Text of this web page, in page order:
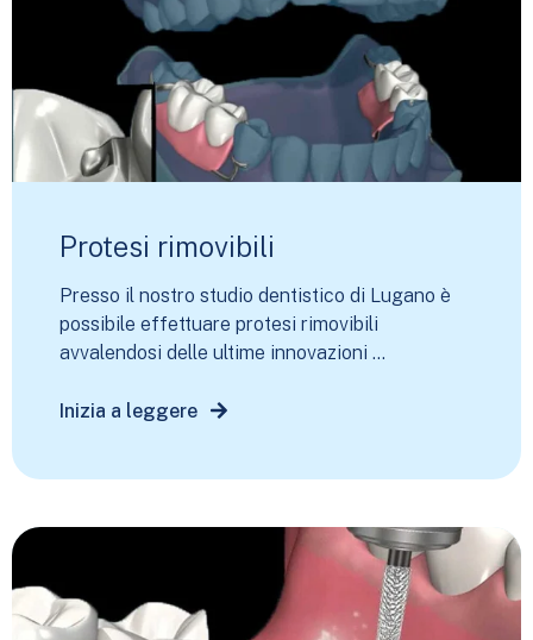
Protesi rimovibili
Presso il nostro studio dentistico di Lugano è
possibile effettuare protesi rimovibili
avvalendosi delle ultime innovazioni ...
Inizia a leggere